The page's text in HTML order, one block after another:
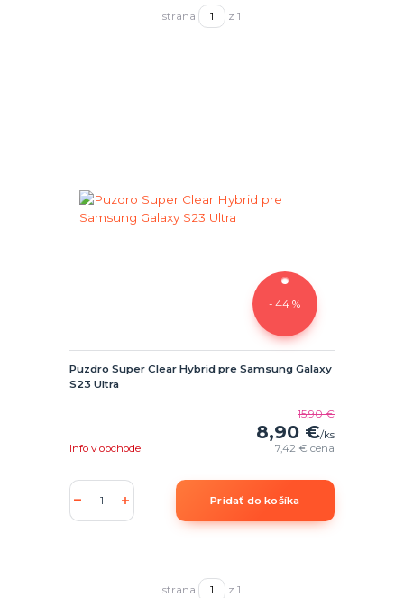
strana z 1
- 44 %
Puzdro Super Clear Hybrid pre Samsung Galaxy
S23 Ultra
15,90 €
8,90 €/ks
7,42 €cena
Info v obchode
Pridať do košíka
strana z 1